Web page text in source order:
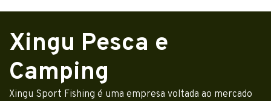
Xingu Pesca e
Camping
Xingu Sport Fishing é uma empresa voltada ao mercado